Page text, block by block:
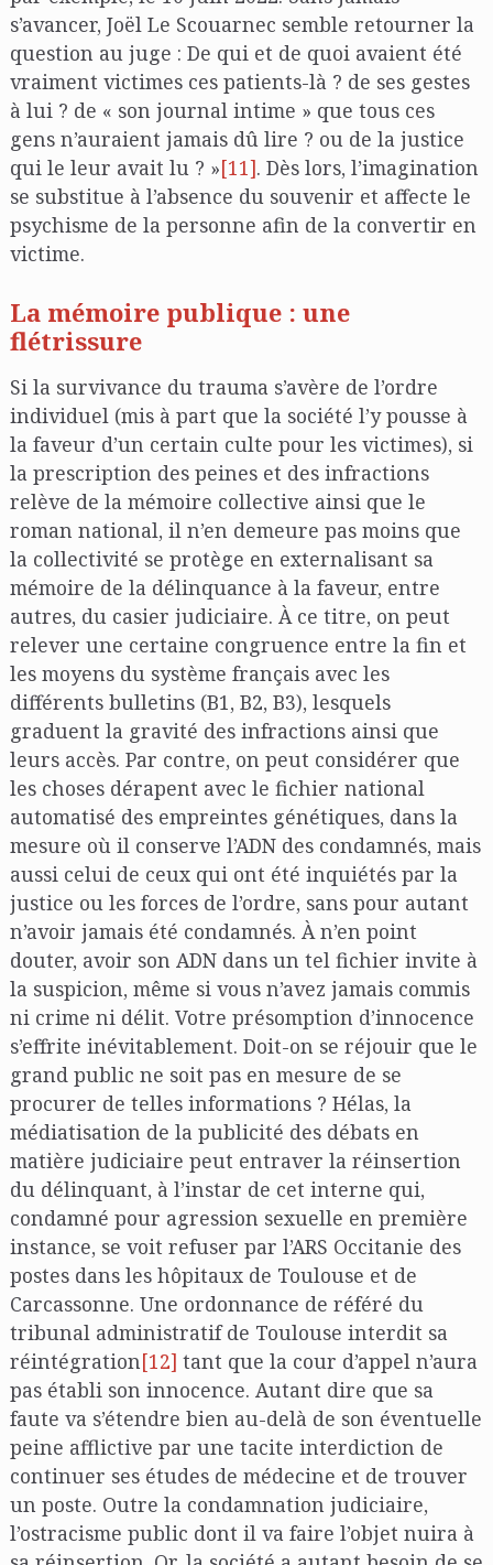
s’avancer, Joël Le Scouarnec semble retourner la
question au juge : De qui et de quoi avaient été
vraiment victimes ces patients-là ? de ses gestes
à lui ? de « son journal intime » que tous ces
gens n’auraient jamais dû lire ? ou de la justice
qui le leur avait lu ? »[11]. Dès lors, l’imagination
se substitue à l’absence du souvenir et affecte le
psychisme de la personne afin de la convertir en
victime.
La mémoire publique : une
flétrissure
Si la survivance du trauma s’avère de l’ordre
individuel (mis à part que la société l’y pousse à
la faveur d’un certain culte pour les victimes), si
la prescription des peines et des infractions
relève de la mémoire collective ainsi que le
roman national, il n’en demeure pas moins que
la collectivité se protège en externalisant sa
mémoire de la délinquance à la faveur, entre
autres, du casier judiciaire. À ce titre, on peut
relever une certaine congruence entre la fin et
les moyens du système français avec les
différents bulletins (B1, B2, B3), lesquels
graduent la gravité des infractions ainsi que
leurs accès. Par contre, on peut considérer que
les choses dérapent avec le fichier national
automatisé des empreintes génétiques, dans la
mesure où il conserve l’ADN des condamnés, mais
aussi celui de ceux qui ont été inquiétés par la
justice ou les forces de l’ordre, sans pour autant
n’avoir jamais été condamnés. À n’en point
douter, avoir son ADN dans un tel fichier invite à
la suspicion, même si vous n’avez jamais commis
ni crime ni délit. Votre présomption d’innocence
s’effrite inévitablement. Doit-on se réjouir que le
grand public ne soit pas en mesure de se
procurer de telles informations ? Hélas, la
médiatisation de la publicité des débats en
matière judiciaire peut entraver la réinsertion
du délinquant, à l’instar de cet interne qui,
condamné pour agression sexuelle en première
instance, se voit refuser par l’ARS Occitanie des
postes dans les hôpitaux de Toulouse et de
Carcassonne. Une ordonnance de référé du
tribunal administratif de Toulouse interdit sa
réintégration[12] tant que la cour d’appel n’aura
pas établi son innocence. Autant dire que sa
faute va s’étendre bien au-delà de son éventuelle
peine afflictive par une tacite interdiction de
continuer ses études de médecine et de trouver
un poste. Outre la condamnation judiciaire,
l’ostracisme public dont il va faire l’objet nuira à